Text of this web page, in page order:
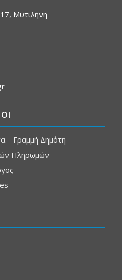
Μυτιλήνη
– Γραμμή Δημότη
Πληρωμών